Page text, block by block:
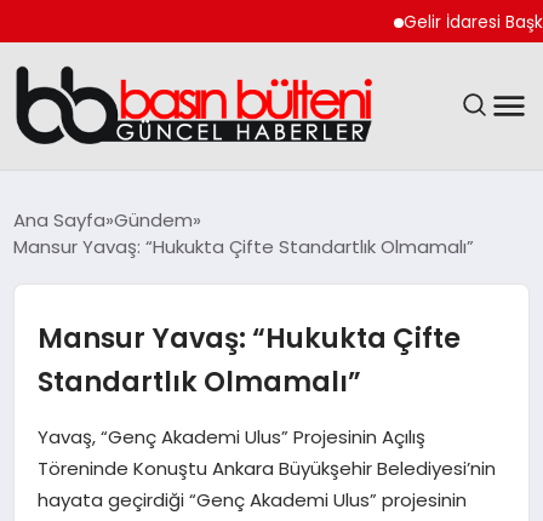
Gelir İdaresi
EKONOMI
MAGAZIN
SAĞLIK
SPOR
Ana Sayfa Gündem
Mansur Yavaş: “Hukukta Çifte Standartlık Olmamalı”
Mansur Yavaş: “Hukukta Çifte
Standartlık Olmamalı”
Yavaş, “Genç Akademi Ulus” Projesinin Açılış
Töreninde Konuştu Ankara Büyükşehir Belediyesi’nin
hayata geçirdiği “Genç Akademi Ulus” projesinin